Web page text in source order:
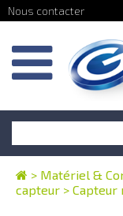
> Matériel &
capteur > Capteur